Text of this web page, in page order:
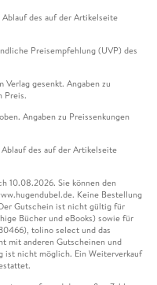
des auf der Artikelseite
Preisempfehlung (UVP) des
gesenkt. Angaben zu
Preis.
Angaben zu Preissenkungen
des auf der Artikelseite
10.08.2026. Sie können den
Keine Bestellung
Gutschein ist nicht gültig für
Bücher und eBooks) sowie für
tolino select und das
mit anderen Gutscheinen und
ist nicht möglich. Ein Weiterverkauf